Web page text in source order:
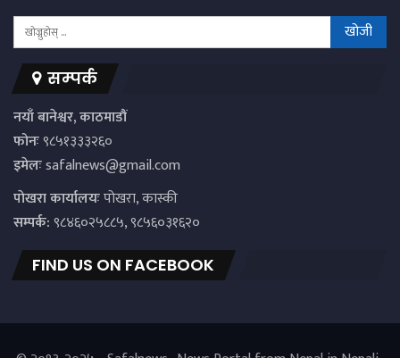
सम्पर्क
नयाँ बानेश्वर, काठमाडौं
फोनः९८५१३३३२६०
इमेलःsafalnews@gmail.com
पाेखरा कार्यालयःपोखरा, कास्की
सम्पर्क:९८४६०२५८८५, ९८५६०३१६२०
FIND US ON FACEBOOK